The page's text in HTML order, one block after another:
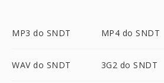
MP3 do SNDT MP4 do SNDT
WAV do SNDT 3G2 do SNDT